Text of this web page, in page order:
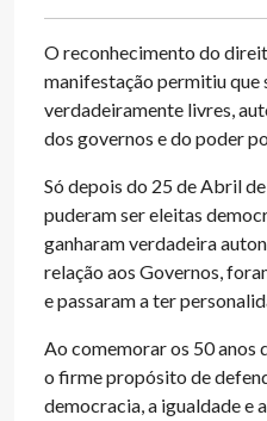
O reconhecimento do
manifestação permitiu que
verdadeiramente livres,
dos governos e do poder
Só depois do 25 de Abril
puderam ser eleitas
ganharam verdadeira
relação aos Governos,
e passaram a ter
Ao comemorar os 50
o firme propósito de
democracia, a igualdade e